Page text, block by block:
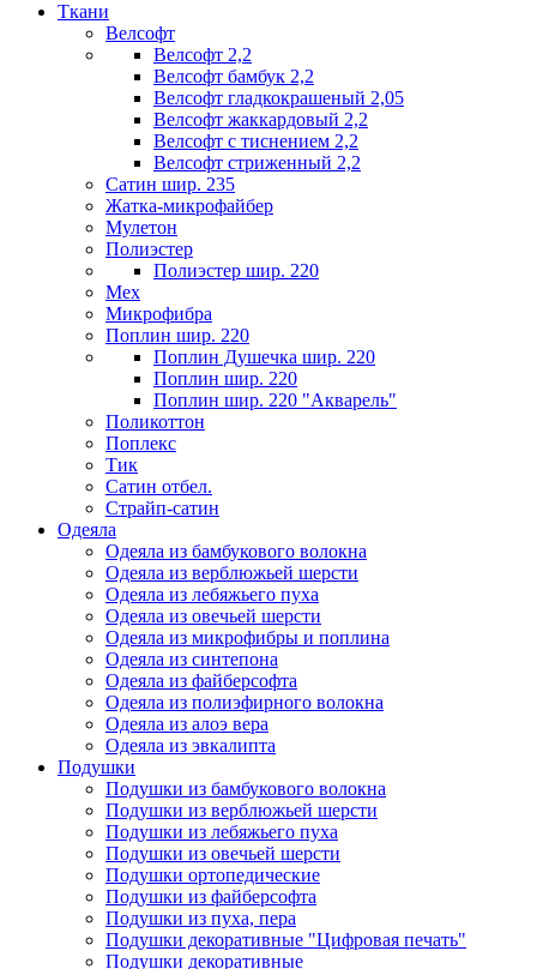
Ткани
Велсофт
Велсофт 2,2
Велсофт бамбук 2,2
Велсофт гладкокрашеный 2,05
Велсофт жаккардовый 2,2
Велсофт с тиснением 2,2
Велсофт стриженный 2,2
Сатин шир. 235
Жатка-микрофайбер
Мулетон
Полиэстер
Полиэстер шир. 220
Мех
Микрофибра
Поплин шир. 220
Поплин Душечка шир. 220
Поплин шир. 220
Поплин шир. 220 "Акварель"
Поликоттон
Поплекс
Тик
Сатин отбел.
Страйп-сатин
Одеяла
Одеяла из бамбукового волокна
Одеяла из верблюжьей шерсти
Одеяла из лебяжьего пуха
Одеяла из овечьей шерсти
Одеяла из микрофибры и поплина
Одеяла из синтепона
Одеяла из файберсофта
Одеяла из полиэфирного волокна
Одеяла из алоэ вера
Одеяла из эвкалипта
Подушки
Подушки из бамбукового волокна
Подушки из верблюжьей шерсти
Подушки из лебяжьего пуха
Подушки из овечьей шерсти
Подушки ортопедические
Подушки из файберсофта
Подушки из пуха, пера
Подушки декоративные "Цифровая печать"
Подушки декоративные